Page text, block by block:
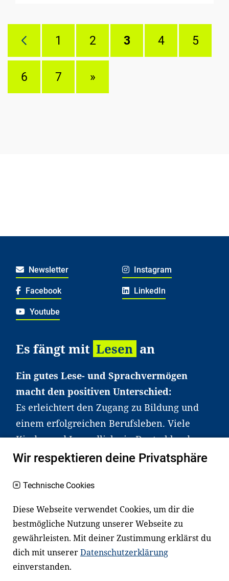
1 2 3 4 5
6 7 »
Newsletter Instagram
Facebook LinkedIn
Youtube
Es fängt mit Lesen an
Ein gutes Lese- und Sprachvermögen
macht den positiven Unterschied:
Es erleichtert den Zugang zu Bildung und
einem erfolgreichen Berufsleben. Viele
Kinder und Jugendliche in Deutschland
haben aber große Schwierigkeiten dabei.
an Familien sowie an Erzieher*innen,
Lehrer*innen und andere
Fachexpert*innen. Dafür arbeiten wir eng
mit Ministerien, wissenschaftlichen
Einrichtungen, Verbänden, Unternehmen
und anderen Stiftungen zusammen.
Wir respektieren deine Privatsphäre
Technische Cookies
Diese Webseite verwendet Cookies, um dir die
bestmögliche Nutzung unserer Webseite zu
gewährleisten. Mit deiner Zustimmung erklärst du
dich mit unsererDatenschutzerklärung
einverstanden.